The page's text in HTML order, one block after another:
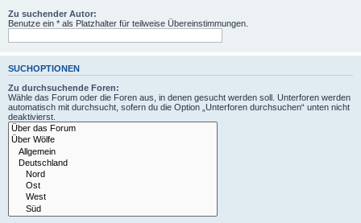
Zu suchender Autor:
Benutze ein * als Platzhalter für teilweise Übereinstimmungen.
SUCHOPTIONEN
Zu durchsuchende Foren:
Wähle das Forum oder die Foren aus, in denen gesucht werden soll. Unterforen werden
automatisch mit durchsucht, sofern du die Option „Unterforen durchsuchen“ unten nicht
deaktivierst.